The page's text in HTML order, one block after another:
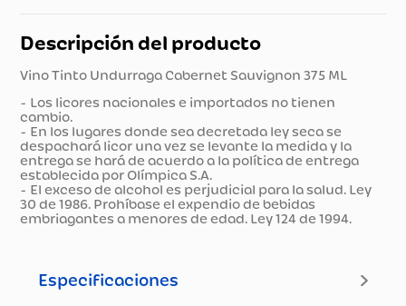
Descripción del producto
Vino Tinto Undurraga Cabernet Sauvignon 375 ML
- Los licores nacionales e importados no tienen
cambio.
- En los lugares donde sea decretada ley seca se
despachará licor una vez se levante la medida y la
entrega se hará de acuerdo a la política de entrega
establecida por Olímpica S.A.
- El exceso de alcohol es perjudicial para la salud. Ley
30 de 1986. Prohíbase el expendio de bebidas
embriagantes a menores de edad. Ley 124 de 1994.
Especificaciones